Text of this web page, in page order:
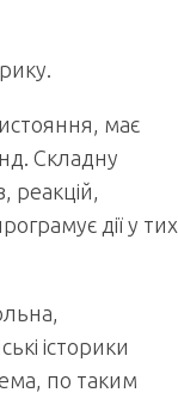
має
Складну
реакцій,
дії у тих
історики
по таким